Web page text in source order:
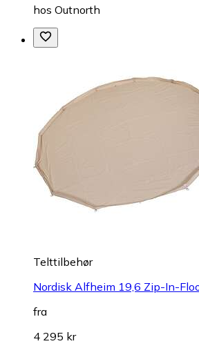
hos Outnorth
Telttilbehør
Nordisk Alfheim 19,6 Zip-In-
fra
4 295 kr